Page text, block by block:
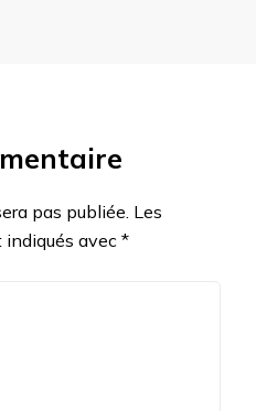
pas publiée. Les
avec *